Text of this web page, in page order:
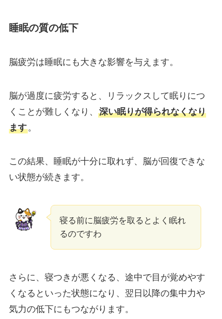
睡眠の質の低下
脳疲労は睡眠にも大きな影響を与えます。
脳が過度に疲労すると、リラックスして眠りにつ
くことが難しくなり、 深い眠りが得られなくなり
ます。
この結果、睡眠が十分に取れず、脳が回復できな
い状態が続きます。
寝る前に脳疲労を取るとよく眠れ
るのですわ
さらに、寝つきが悪くなる、途中で目が覚めやす
くなるといった状態になり、翌日以降の集中力や
気力の低下にもつながります。